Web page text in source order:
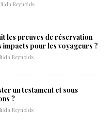
Reynolds
les preuves de réservation
impacts pour les voyageurs ?
Reynolds
un testament et sous
?
Reynolds